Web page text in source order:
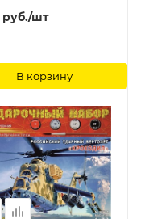
руб./шт
В корзину